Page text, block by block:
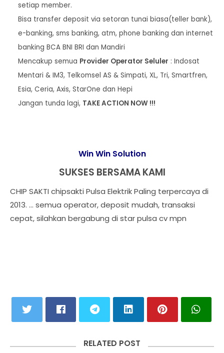
setiap member.
Bisa transfer deposit via setoran tunai biasa(teller bank),
e-banking, sms banking, atm, phone banking dan internet
banking BCA BNI BRI dan Mandiri
Mencakup semua Provider Operator Seluler : Indosat
Mentari & IM3, Telkomsel AS & Simpati, XL, Tri, Smartfren,
Esia, Ceria, Axis, StarOne dan Hepi
Jangan tunda lagi, TAKE ACTION NOW !!!
Win Win Solution
SUKSES BERSAMA KAMI
CHIP SAKTI chipsakti Pulsa Elektrik Paling terpercaya di
2013. … semua operator, deposit mudah, transaksi
cepat, silahkan bergabung di star pulsa cv mpn
RELATED POST